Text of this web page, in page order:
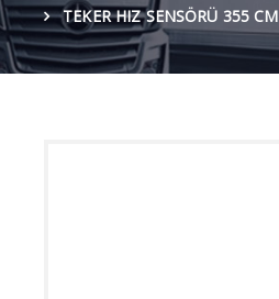
TEKER HIZ SENSÖRÜ 355 CM